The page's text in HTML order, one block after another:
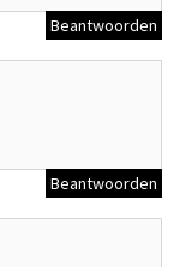
Beantwoorden
Beantwoorden